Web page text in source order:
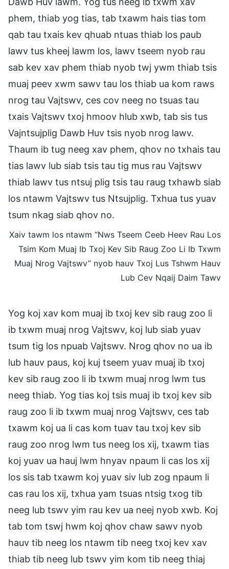
phem, thiab yog tias, tab txawm hais tias tom
qab tau txais kev qhuab ntuas thiab los paub
lawv tus kheej lawm los, lawv tseem nyob rau
sab kev xav phem thiab nyob twj ywm thiab tsis
muaj peev xwm sawv tau los thiab ua kom raws
nrog tau Vajtswv, ces cov neeg no tsuas tau
txais Vajtswv txoj hmoov hlub xwb, tab sis tus
Vajntsujplig Dawb Huv tsis nyob nrog lawv.
Thaum ib tug neeg xav phem, qhov no txhais tau
tias lawv lub siab tsis tau tig mus rau Vajtswv
thiab lawv tus ntsuj plig tsis tau raug txhawb siab
los ntawm Vajtswv tus Ntsujplig. Txhua tus yuav
tsum nkag siab qhov no.
Xaiv tawm los ntawm “Nws Tseem Ceeb Heev Rau Los
Tsim Kom Muaj Ib Txoj Kev Sib Raug Zoo Li Ib Txwm
Muaj Nrog Vajtswv” nyob hauv Txoj Lus Tshwm Hauv
Lub Cev Nqaij Daim Tawv
Yog koj xav kom muaj ib txoj kev sib raug zoo li
ib txwm muaj nrog Vajtswv, koj lub siab yuav
tsum tig los npuab Vajtswv. Nrog qhov no ua ib
lub hauv paus, koj kuj tseem yuav muaj ib txoj
kev sib raug zoo li ib txwm muaj nrog lwm tus
neeg thiab. Yog tias koj tsis muaj ib txoj kev sib
raug zoo li ib txwm muaj nrog Vajtswv, ces tab
txawm koj ua li cas kom tuav tau txoj kev sib
raug zoo nrog lwm tus neeg los xij, txawm tias
koj yuav ua hauj lwm hnyav npaum li cas los xij
los sis tab txawm koj yuav siv lub zog npaum li
cas rau los xij, txhua yam tsuas ntsig txog tib
neeg lub tswv yim rau kev ua neej nyob xwb. Koj
tab tom tswj hwm koj qhov chaw sawv nyob
hauv tib neeg los ntawm tib neeg txoj kev xav
thiab tib neeg lub tswv yim kom tib neeg thiaj